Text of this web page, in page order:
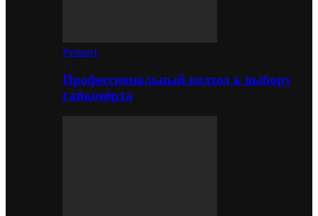
Ремонт
Профессиональный подход к выбору
гайковёрта